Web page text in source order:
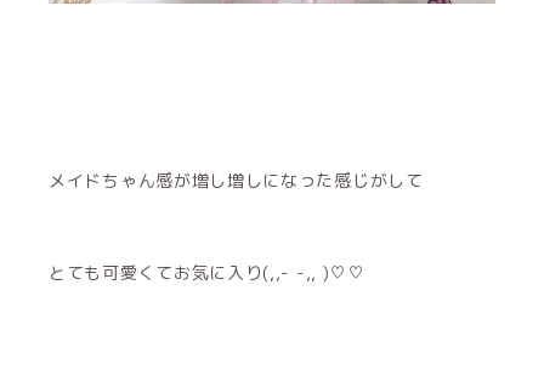
メイドちゃん感が増し増しになった感じがして
とても可愛くてお気に入り(,,- -,, )♡♡